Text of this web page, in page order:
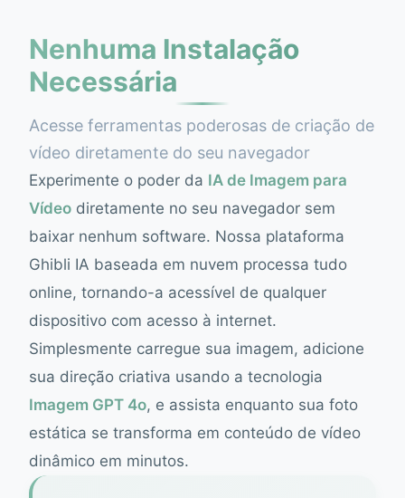
Nenhuma Instalação
Necessária
Acesse ferramentas poderosas de criação de
vídeo diretamente do seu navegador
Experimente o poder da IA de Imagem para
Vídeo diretamente no seu navegador sem
baixar nenhum software. Nossa plataforma
Ghibli IA baseada em nuvem processa tudo
online, tornando-a acessível de qualquer
dispositivo com acesso à internet.
Simplesmente carregue sua imagem, adicione
sua direção criativa usando a tecnologia
Imagem GPT 4o, e assista enquanto sua foto
estática se transforma em conteúdo de vídeo
dinâmico em minutos.